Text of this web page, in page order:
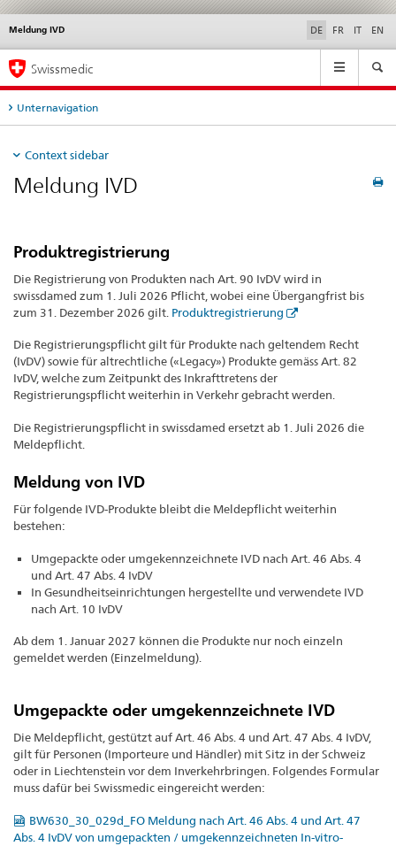
Meldung IVD
Sprachwahl DE FR IT EN
Service
Hauptnavigation
Swissmedic
Unternavigation
Context sidebar
Meldung IVD
Produktregistrierung
Die Registrierung von Produkten nach Art. 90 IvDV wird in
swissdamed zum 1. Juli 2026 Pflicht, wobei eine Übergangfrist bis
zum 31. Dezember 2026 gilt. Produktregistrierung
Die Registrierungspflicht gilt für Produkte nach geltendem Recht
(IvDV) sowie für altrechtliche («Legacy») Produkte gemäss Art. 82
IvDV, welche zum Zeitpunkt des Inkrafttretens der
Registrierungspflicht weiterhin in Verkehr gebracht werden.
Die Registrierungspflicht in swissdamed ersetzt ab 1. Juli 2026 die
Meldepflicht.
Meldung von IVD
Für folgende IVD-Produkte bleibt die Meldepflicht weiterhin
bestehen:
Umgepackte oder umgekennzeichnete IVD nach Art. 46 Abs. 4
und Art. 47 Abs. 4 IvDV
In Gesundheitseinrichtungen hergestellte und verwendete IVD
nach Art. 10 IvDV
Ab dem 1. Januar 2027 können die Produkte nur noch einzeln
gemeldet werden (Einzelmeldung).
Umgepackte oder umgekennzeichnete IVD
Die Meldepflicht, gestützt auf Art. 46 Abs. 4 und Art. 47 Abs. 4 IvDV,
gilt für Personen (Importeure und Händler) mit Sitz in der Schweiz
oder in Liechtenstein vor dem Inverkehrbringen. Folgendes Formular
muss dafür bei Swissmedic eingereicht werden:
BW630_30_029d_FO Meldung nach Art. 46 Abs. 4 und Art. 47
Abs. 4 IvDV von umgepackten / umgekennzeichneten In-vitro-